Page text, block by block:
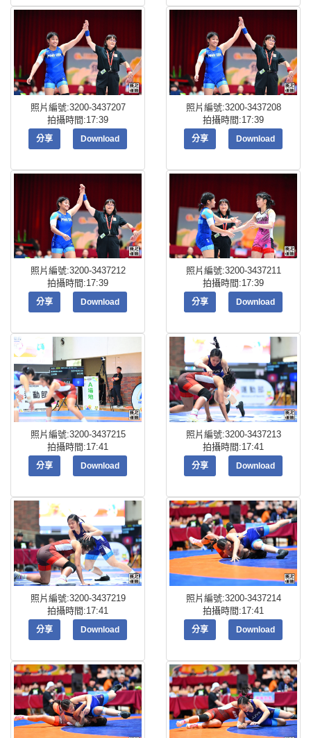
照片編號:3200-3437207
拍攝時間:17:39
分享 Download
照片編號:3200-3437208
拍攝時間:17:39
分享 Download
照片編號:3200-3437212
拍攝時間:17:39
分享 Download
照片編號:3200-3437211
拍攝時間:17:39
分享 Download
照片編號:3200-3437215
拍攝時間:17:41
分享 Download
照片編號:3200-3437213
拍攝時間:17:41
分享 Download
照片編號:3200-3437219
拍攝時間:17:41
分享 Download
照片編號:3200-3437214
拍攝時間:17:41
分享 Download